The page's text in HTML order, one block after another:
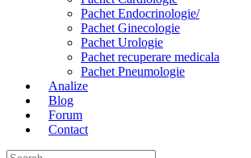
Pachet Endocrinologie/
Pachet Ginecologie
Pachet Urologie
Pachet recuperare medicala
Pachet Pneumologie
Analize
Blog
Forum
Contact